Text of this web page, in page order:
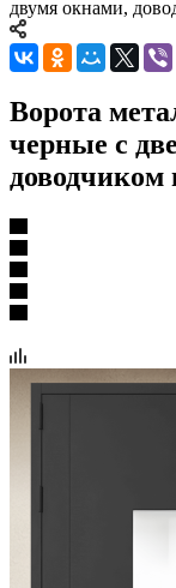
двумя окнами,
Ворота
черные с
доводчиком